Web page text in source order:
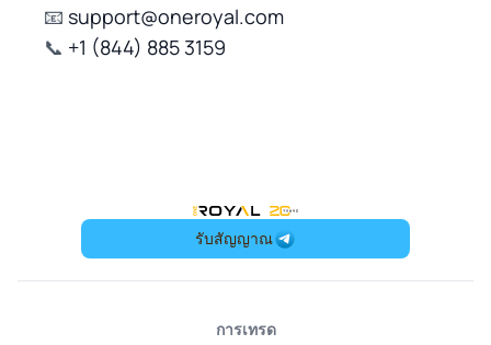
📧 support@oneroyal.com
📞 +1 (844) 885 3159
OneRoyal Home
รับสัญญาณ
การเทรด